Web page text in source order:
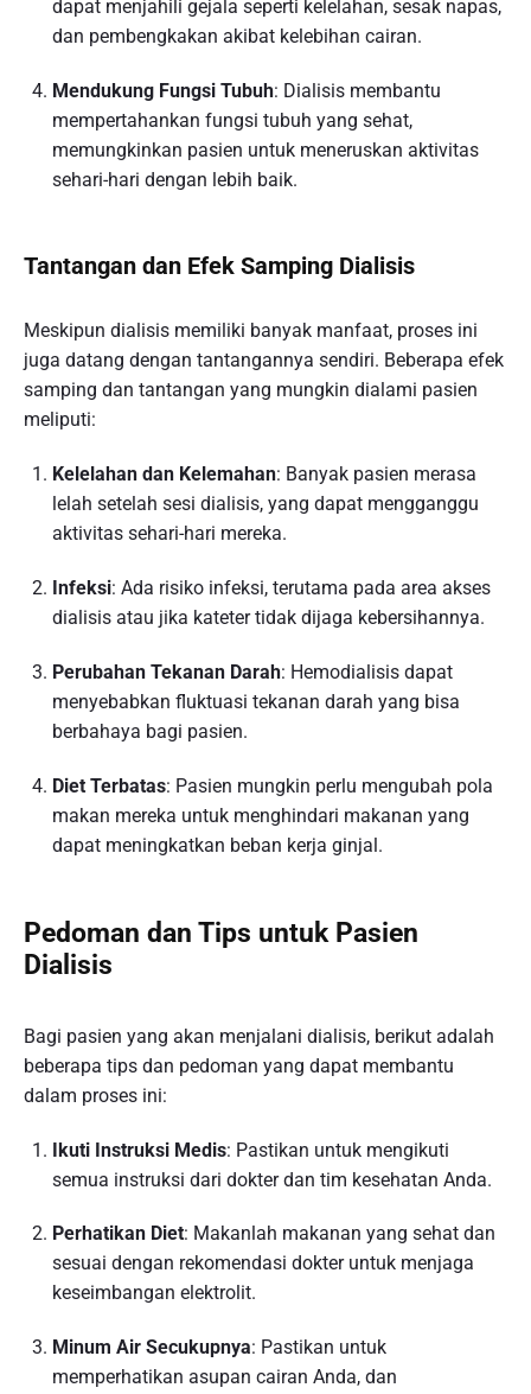
dapat menjahili gejala seperti kelelahan, sesak napas,
dan pembengkakan akibat kelebihan cairan.
Mendukung Fungsi Tubuh: Dialisis membantu
mempertahankan fungsi tubuh yang sehat,
memungkinkan pasien untuk meneruskan aktivitas
sehari-hari dengan lebih baik.
Tantangan dan Efek Samping Dialisis
Meskipun dialisis memiliki banyak manfaat, proses ini
juga datang dengan tantangannya sendiri. Beberapa efek
samping dan tantangan yang mungkin dialami pasien
meliputi:
Kelelahan dan Kelemahan: Banyak pasien merasa
lelah setelah sesi dialisis, yang dapat mengganggu
aktivitas sehari-hari mereka.
Infeksi: Ada risiko infeksi, terutama pada area akses
dialisis atau jika kateter tidak dijaga kebersihannya.
Perubahan Tekanan Darah: Hemodialisis dapat
menyebabkan fluktuasi tekanan darah yang bisa
berbahaya bagi pasien.
Diet Terbatas: Pasien mungkin perlu mengubah pola
makan mereka untuk menghindari makanan yang
dapat meningkatkan beban kerja ginjal.
Pedoman dan Tips untuk Pasien
Dialisis
Bagi pasien yang akan menjalani dialisis, berikut adalah
beberapa tips dan pedoman yang dapat membantu
dalam proses ini:
Ikuti Instruksi Medis: Pastikan untuk mengikuti
semua instruksi dari dokter dan tim kesehatan Anda.
Perhatikan Diet: Makanlah makanan yang sehat dan
sesuai dengan rekomendasi dokter untuk menjaga
keseimbangan elektrolit.
Minum Air Secukupnya: Pastikan untuk
memperhatikan asupan cairan Anda, dan